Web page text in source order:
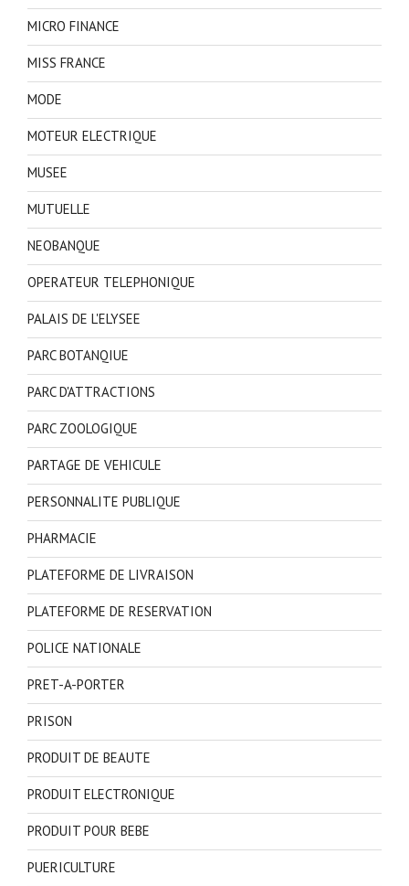
MICRO FINANCE
MISS FRANCE
MODE
MOTEUR ELECTRIQUE
MUSEE
MUTUELLE
NEOBANQUE
OPERATEUR TELEPHONIQUE
PALAIS DE L'ELYSEE
PARC BOTANQIUE
PARC D'ATTRACTIONS
PARC ZOOLOGIQUE
PARTAGE DE VEHICULE
PERSONNALITE PUBLIQUE
PHARMACIE
PLATEFORME DE LIVRAISON
PLATEFORME DE RESERVATION
POLICE NATIONALE
PRET-A-PORTER
PRISON
PRODUIT DE BEAUTE
PRODUIT ELECTRONIQUE
PRODUIT POUR BEBE
PUERICULTURE